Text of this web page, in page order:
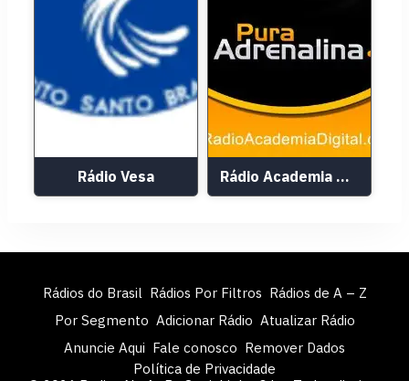
Rádio Vesa Rádio Academia Digital
Rádios do Brasil Rádios Por Filtros Rádios de A – Z
Por Segmento Adicionar Rádio Atualizar Rádio
Anuncie Aqui Fale conosco Remover Dados
Política de Privacidade